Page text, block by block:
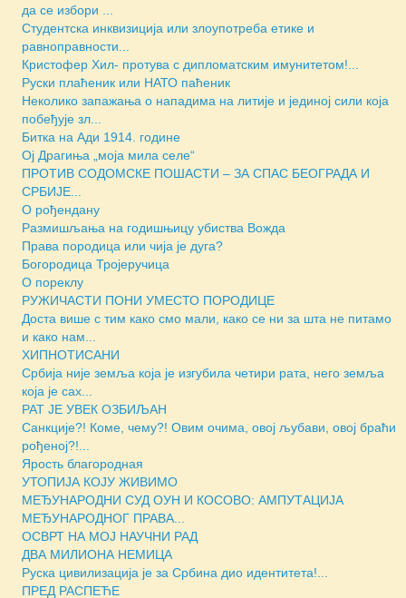
да се избори ...
Студентска инквизиција или злоупотреба етике и
равноправности...
Кристофер Хил- протува с дипломатским имунитетом!...
Руски плаћеник или НАТО паћеник
Неколико запажања о нападима на литије и јединој сили која
побеђује зл...
Битка на Ади 1914. године
Ој Драгиња „моја мила селе“
ПРОТИВ СОДОМСКЕ ПОШАСТИ – ЗА СПАС БЕОГРАДА И
СРБИЈЕ...
О рођендану
Размишљања на годишњицу убиства Вожда
Права породица или чија је дуга?
Богородица Тројеручица
О пореклу
РУЖИЧАСТИ ПОНИ УМЕСТО ПОРОДИЦЕ
Доста више с тим како смо мали, како се ни за шта не питамо
и како нам...
ХИПНОТИСАНИ
Србија није земља која је изгубила четири рата, него земља
која је сах...
РАТ ЈЕ УВЕК ОЗБИЉАН
Санкције?! Коме, чему?! Овим очима, овој љубави, овој браћи
рођеној?!...
Ярость благородная
УТОПИЈА КОЈУ ЖИВИМО
МЕЂУНАРОДНИ СУД ОУН И КОСОВО: АМПУТАЦИЈА
МЕЂУНАРОДНОГ ПРАВА...
ОСВРТ НА МОЈ НАУЧНИ РАД
ДВА МИЛИОНА НЕМИЦА
Руска цивилизација је за Србина дио идентитета!...
ПРЕД РАСПЕЋЕ